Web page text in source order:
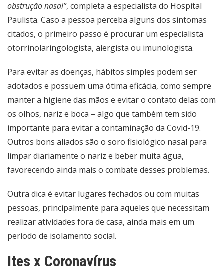
obstrução nasal”, completa a especialista do Hospital
Paulista. Caso a pessoa perceba alguns dos sintomas
citados, o primeiro passo é procurar um especialista
otorrinolaringologista, alergista ou imunologista.
Para evitar as doenças, hábitos simples podem ser
adotados e possuem uma ótima eficácia, como sempre
manter a higiene das mãos e evitar o contato delas com
os olhos, nariz e boca – algo que também tem sido
importante para evitar a contaminação da Covid-19.
Outros bons aliados são o soro fisiológico nasal para
limpar diariamente o nariz e beber muita água,
favorecendo ainda mais o combate desses problemas.
Outra dica é evitar lugares fechados ou com muitas
pessoas, principalmente para aqueles que necessitam
realizar atividades fora de casa, ainda mais em um
período de isolamento social.
Ites x Coronavírus